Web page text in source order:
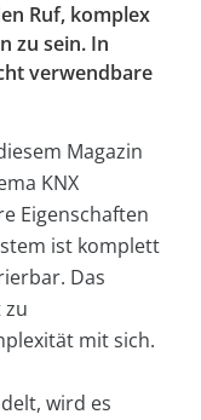
Ruf, komplex
zu sein. In
verwendbare
Magazin
KNX
Eigenschaften
ist komplett
Das
zu
mit sich.
wird es